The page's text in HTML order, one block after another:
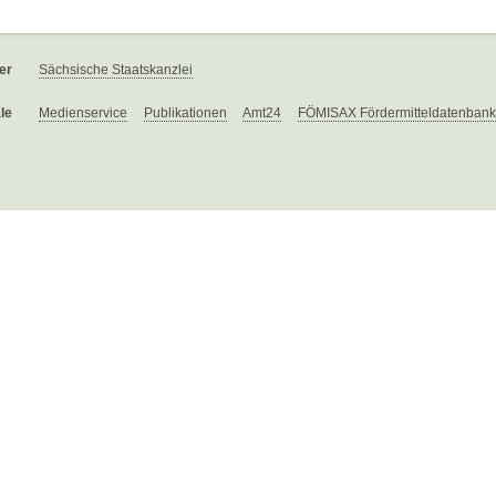
Sächsische Staatskanzlei
Medienservice Publikationen Amt24 FÖMISAX Fördermitteldatenbank